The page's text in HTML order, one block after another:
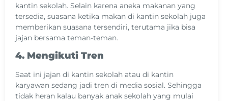
kantin sekolah. Selain karena aneka makanan yang
tersedia, suasana ketika makan di kantin sekolah juga
memberikan suasana tersendiri, terutama jika bisa
jajan bersama teman-teman.
4. Mengikuti Tren
Saat ini jajan di kantin sekolah atau di kantin
karyawan sedang jadi tren di media sosial. Sehingga
tidak heran kalau banyak anak sekolah yang mulai